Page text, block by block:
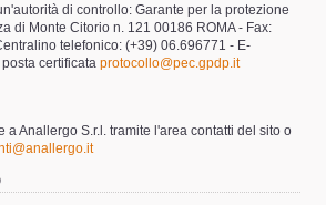
di controllo: Garante per la protezione
di Monte Citorio n. 121 00186 ROMA - Fax:
telefonico: (+39) 06.696771 - E-
posta certificata protocollo@pec.gpdp.it
a Anallergo S.r.l. tramite l'area contatti del sito o